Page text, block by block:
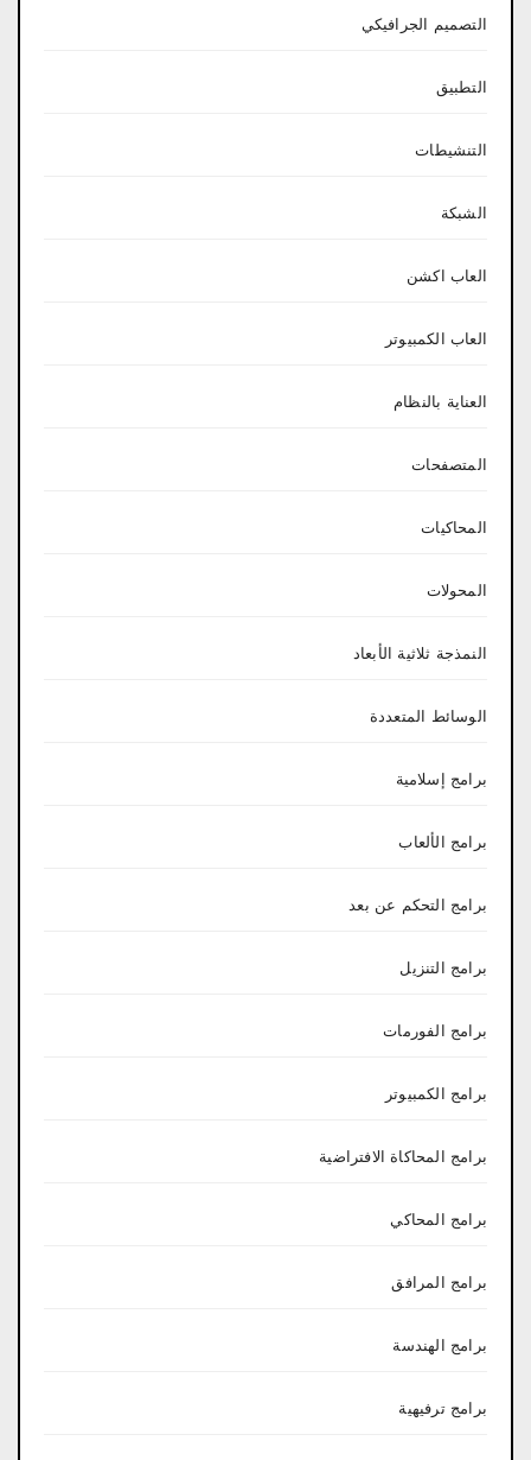
التصميم الجرافيكي
التطبيق
التنشيطات
الشبكة
العاب اكشن
العاب الكمبيوتر
العناية بالنظام
المتصفحات
المحاكيات
المحولات
النمذجة ثلاثية الأبعاد
الوسائط المتعددة
برامج إسلامية
برامج الألعاب
برامج التحكم عن بعد
برامج التنزيل
برامج الفورمات
برامج الكمبيوتر
برامج المحاكاة الافتراضية
برامج المحاكي
برامج المرافق
برامج الهندسة
برامج ترفيهية